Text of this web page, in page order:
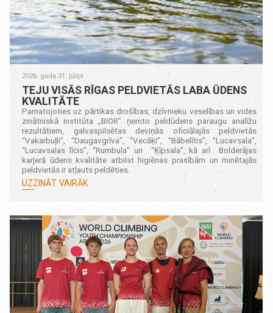
2026. gada 31. jūlijs
TEJU VISĀS RĪGAS PELDVIETĀS LABA ŪDENS
KVALITĀTE
Pamatojoties uz pārtikas drošības, dzīvnieku veselības un vides
zinātniskā institūta „BIOR” ņemto peldūdens paraugu analīžu
rezultātiem, galvaspilsētas deviņās oficiālajās peldvietās
“Vakarbuļli”, “Daugavgrīva”, “Vecāķi”, “Bābelītis”, “Lucavsala”,
“Lucavsalas līcis”, “Rumbula” un “Ķīpsala”, kā arī Bolderājas
karjerā ūdens kvalitāte atbilst higiēnas prasībām un minētajās
peldvietās ir atļauts peldēties.
UZZINĀT VAIRĀK